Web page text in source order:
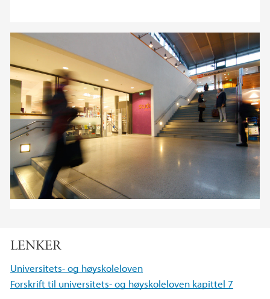
LENKER
Universitets- og høyskoleloven
Forskrift til universitets- og høyskoleloven kapittel 7